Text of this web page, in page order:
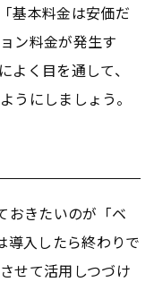
基本料金は安価だ
ン料金が発生す
よく目を通して、
うにしましょう。
おきたいのが「ベ
導入したら終わりで
せて活用しつづけ